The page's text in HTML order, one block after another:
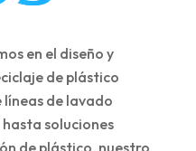
en el diseño y
de plástico
de lavado
soluciones
de plástico, nuestro